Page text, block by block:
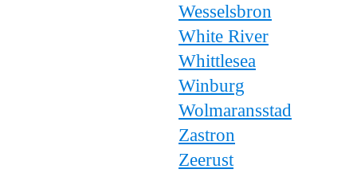
Wesselsbron
White River
Whittlesea
Winburg
Wolmaransstad
Zastron
Zeerust